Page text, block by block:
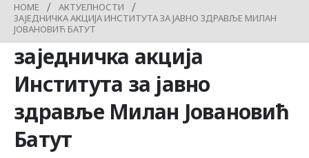
HOME
АКТУЕЛНОСТИ
ЗАЈЕДНИЧКА АКЦИЈА ИНСТИТУТА ЗА ЈАВНО ЗДРАВЉЕ МИЛАН
ЈОВАНОВИЋ БАТУТ
заједничка акција
Института за јавно
здравље Милан Јовановић
Батут